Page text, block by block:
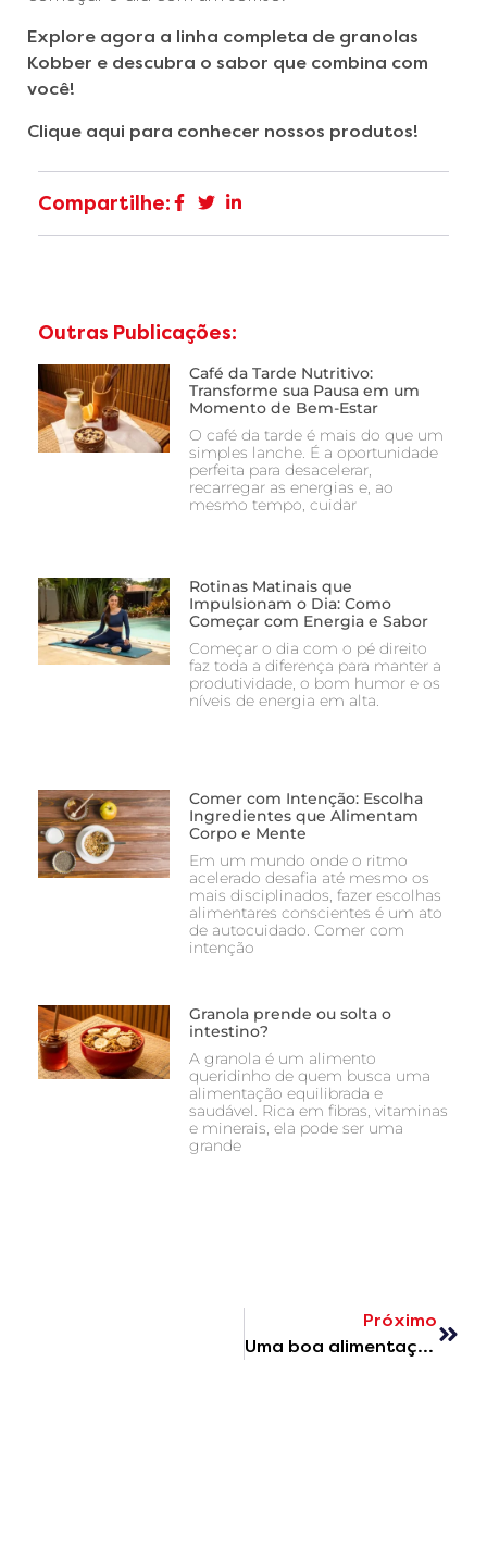
Explore agora a linha completa de granolas
Kobber e descubra o sabor que combina com
você!
Clique aqui para conhecer nossos produtos!
Compartilhe:
Outras Publicações:
Café da Tarde Nutritivo:
Transforme sua Pausa em um
Momento de Bem-Estar
O café da tarde é mais do que um
simples lanche. É a oportunidade
perfeita para desacelerar,
recarregar as energias e, ao
mesmo tempo, cuidar
Rotinas Matinais que
Impulsionam o Dia: Como
Começar com Energia e Sabor
Começar o dia com o pé direito
faz toda a diferença para manter a
produtividade, o bom humor e os
níveis de energia em alta.
Comer com Intenção: Escolha
Ingredientes que Alimentam
Corpo e Mente
Em um mundo onde o ritmo
acelerado desafia até mesmo os
mais disciplinados, fazer escolhas
alimentares conscientes é um ato
de autocuidado. Comer com
intenção
Granola prende ou solta o
intestino?
A granola é um alimento
queridinho de quem busca uma
alimentação equilibrada e
saudável. Rica em fibras, vitaminas
e minerais, ela pode ser uma
grande
Próximo
Uma boa alimentação potencializa os resultados da atividade física